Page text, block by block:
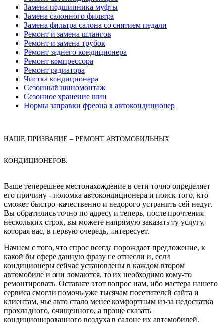
Замена подшипника муфты
Замена салонного фильтра
Замена фильтра салона со снятием педали
Ремонт и замена шлангов
Ремонт и замена трубок
Ремонт заднего кондиционера
Ремонт компрессора
Ремонт радиатора
Чистка кондиционера
Сезонный шиномонтаж
Сезонное хранение шин
Нормы заправки фреона в автокондиционер
НАШЕ ПРИЗВАНИЕ – РЕМОНТ АВТОМОБИЛЬНЫХ
КОНДИЦИОНЕРОВ.
Ваше теперешнее местонахождение в сети точно определяет
его причину - поломка автокондиционера и поиск того, кто
сможет быстро, качественно и недорого устранить сей недуг.
Вы обратились точно по адресу и теперь, после прочтения
нескольких строк, вы можете напрямую заказать ту услугу,
которая вас, в первую очередь, интересует.
Начнем с того, что спрос всегда порождает предложение, к
какой бы сфере данную фразу не отнесли и, если
кондиционеры сейчас установлены в каждом втором
автомобиле и они ломаются, то их необходимо кому-то
ремонтировать. Оставьте этот вопрос нам, ибо мастера нашего
сервиса смогли помочь уже тысячам посетителей сайта и
клиентам, чье авто стало менее комфортным из-за недостатка
прохладного, очищенного, а проще сказать
кондиционированного воздуха в салоне их автомобилей.